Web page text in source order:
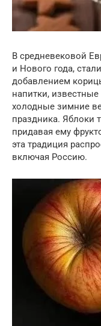
В средневековой
и Нового года,
добавлением
напитки, известные
холодные зимние
праздника. Яблоки
придавая ему
эта традиция
включая Россию.